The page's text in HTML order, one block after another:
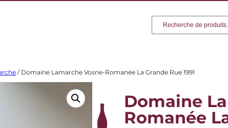
/ Domaine Lamarche Vosne-Romanée La Grande Rue 1991
Domaine
Romanée